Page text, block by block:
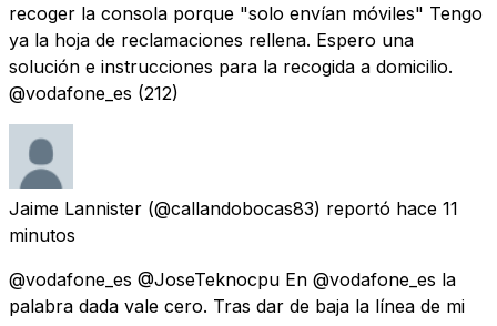
recoger la consola porque "solo envían móviles" Tengo
ya la hoja de reclamaciones rellena. Espero una
solución e instrucciones para la recogida a domicilio.
@vodafone_es (212)
Jaime Lannister (@callandobocas83) reportó hace 11
minutos
@vodafone_es @JoseTeknocpu En @vodafone_es la
palabra dada vale cero. Tras dar de baja la línea de mi